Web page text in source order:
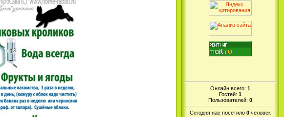
Онлайн всего: 1
Гостей: 1
Пользователей: 0
Сегодня нас посетило 0 человек